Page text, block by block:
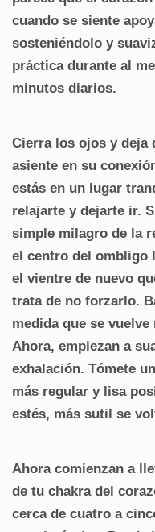
cuando se siente
sosteniéndolo y
práctica durante al
minutos diarios.
Cierra los ojos y deja
asiente en su
estás en un lugar
relajarte y dejarte ir.
simple milagro de la
el centro del ombligo
el vientre de nuevo
trata de no forzarlo.
medida que se
Ahora, empiezan a
exhalación. Tómete
más regular y lisa
estés, más sutil se
Ahora comienzan a
de tu chakra del
cerca de cuatro a